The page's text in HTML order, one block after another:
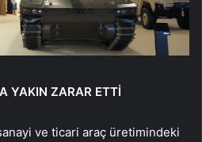
YAKIN ZARAR ETTİ
ve ticari araç üretimindeki